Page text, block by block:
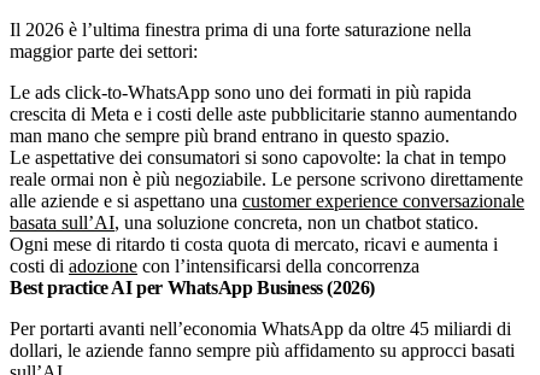
Il 2026 è l’ultima finestra prima di una forte saturazione nella
maggior parte dei settori:
Le ads click-to-WhatsApp sono uno dei formati in più rapida
crescita di Meta e i costi delle aste pubblicitarie stanno aumentando
man mano che sempre più brand entrano in questo spazio.
Le aspettative dei consumatori si sono capovolte: la chat in tempo
reale ormai non è più negoziabile. Le persone scrivono direttamente
alle aziende e si aspettano una customer experience conversazionale
basata sull’AI, una soluzione concreta, non un chatbot statico.
Ogni mese di ritardo ti costa quota di mercato, ricavi e aumenta i
costi di adozione con l’intensificarsi della concorrenza
Best practice AI per WhatsApp Business (2026)
Per portarti avanti nell’economia WhatsApp da oltre 45 miliardi di
dollari, le aziende fanno sempre più affidamento su approcci basati